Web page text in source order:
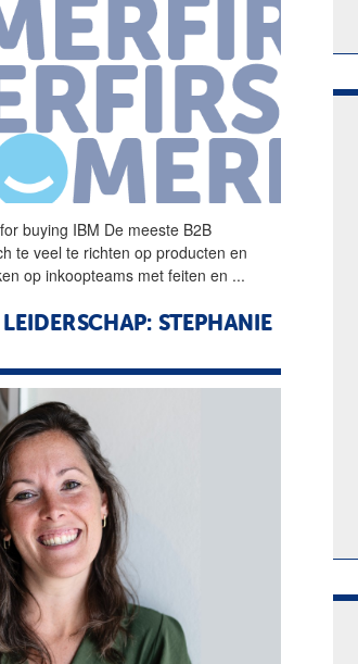
buying IBM De meeste B2B
te veel te richten op producten en
op inkoopteams met feiten en ...
STEPHANIE